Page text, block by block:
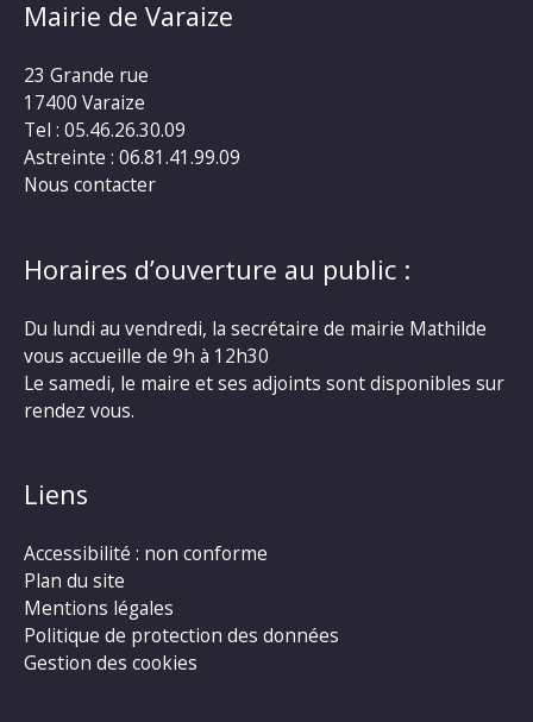
Mairie de Varaize
23 Grande rue
17400 Varaize
Tel : 05.46.26.30.09
Astreinte : 06.81.41.99.09
Nous contacter
Horaires d’ouverture au public :
Du lundi au vendredi, la secrétaire de mairie Mathilde
vous accueille de 9h à 12h30
Le samedi, le maire et ses adjoints sont disponibles sur
rendez vous.
Liens
Accessibilité : non conforme
Plan du site
Mentions légales
Politique de protection des données
Gestion des cookies